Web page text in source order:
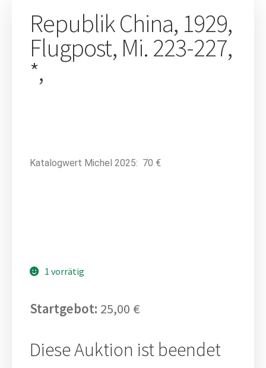
Republik China, 1929,
Flugpost, Mi. 223-227,
*,
Katalogwert Michel 2025: 70 €
1 vorrätig
Startgebot: 25,00 €
Diese Auktion ist beendet